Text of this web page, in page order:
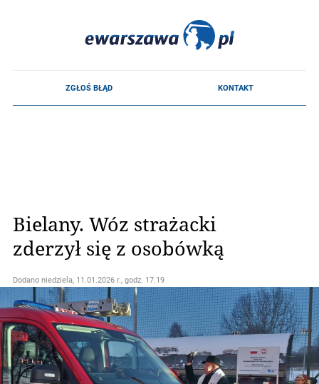
Bielany. Wóz strażacki
zderzył się z osobówką
Dodano niedziela, 11.01.2026 r., godz. 17.19